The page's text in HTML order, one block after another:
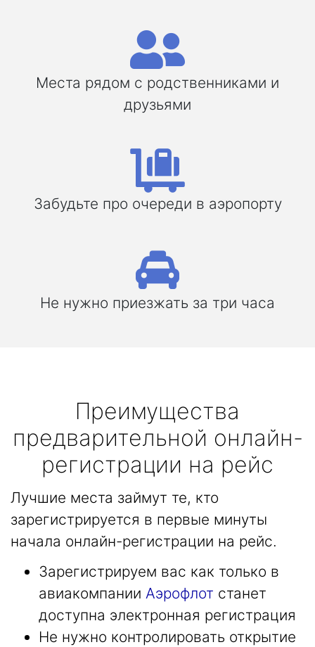
Места рядом с родственниками и
друзьями
Забудьте про очереди в аэропорту
Не нужно приезжать за три часа
Преимущества
предварительной онлайн-
регистрации на рейс
Лучшие места займут те, кто
зарегистрируется в первые минуты
начала онлайн-регистрации на рейс.
Зарегистрируем вас как только в
авиакомпании Аэрофлот станет
доступна электронная регистрация
Не нужно контролировать открытие